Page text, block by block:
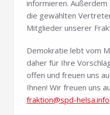
informieren.
die gewählten
Mitglieder unserer
Demokratie lebt vom
daher für Ihre
offen und freuen uns
Ihnen! Wir freuen uns
fraktion@spd-helsa.info